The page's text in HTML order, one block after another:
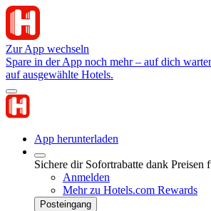
Zur App wechseln
Spare in der App noch mehr – auf dich
auf ausgewählte Hotels.
App herunterladen
Sichere dir Sofortrabatte dank Preisen
Anmelden
Mehr zu Hotels.com Rewards
Posteingang